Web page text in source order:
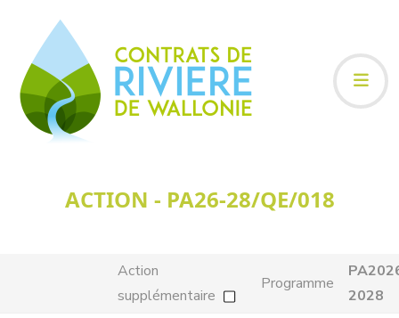
ACTION - PA26-28/QE/018
Action
supplémentaire
Programme
2028